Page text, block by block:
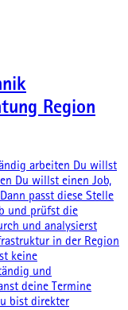
Region
arbeiten Du willst
Du willst einen Job,
passt diese Stelle
und prüfst die
und analysierst
in der Region
keine
und
deine Termine
bist direkter